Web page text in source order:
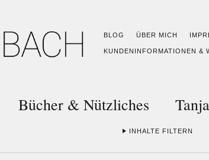
BLOG ÜBER MICH
KUNDENINFORMATIONEN &
Bücher & Nützliches
INHALTE FILTERN